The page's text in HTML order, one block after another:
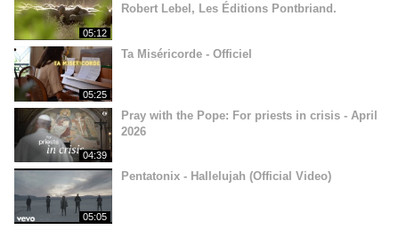
05:12
Robert Lebel, Les Éditions Pontbriand.
05:25
Ta Miséricorde - Officiel
04:39
Pray with the Pope: For priests in crisis - April
2026
05:05
Pentatonix - Hallelujah (Official Video)